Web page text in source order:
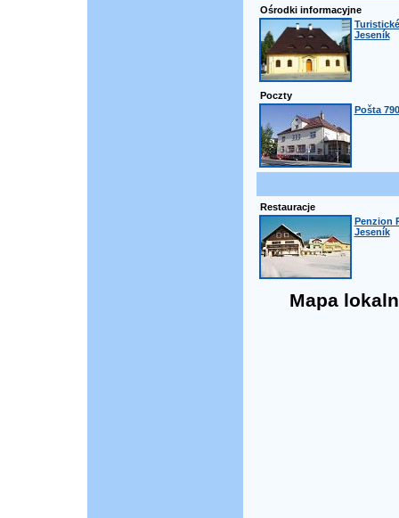
Ośrodki informacyjne
Jeseník
Poczty
Pošta
Restauracje
Penzion
Jeseník
Mapa